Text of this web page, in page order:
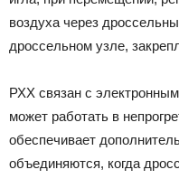
воздуха через
дроссельном узле,
РХХ связан с
может работать в
обеспечивает
объединяются, когда